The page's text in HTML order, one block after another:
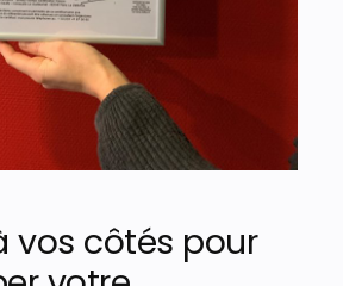
à vos côtés pour